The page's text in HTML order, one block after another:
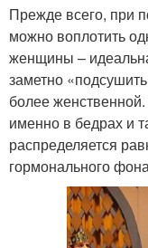
Прежде всего, при
можно воплотить
женщины –
заметно
более
именно в бедрах и
распределяется
гормонального